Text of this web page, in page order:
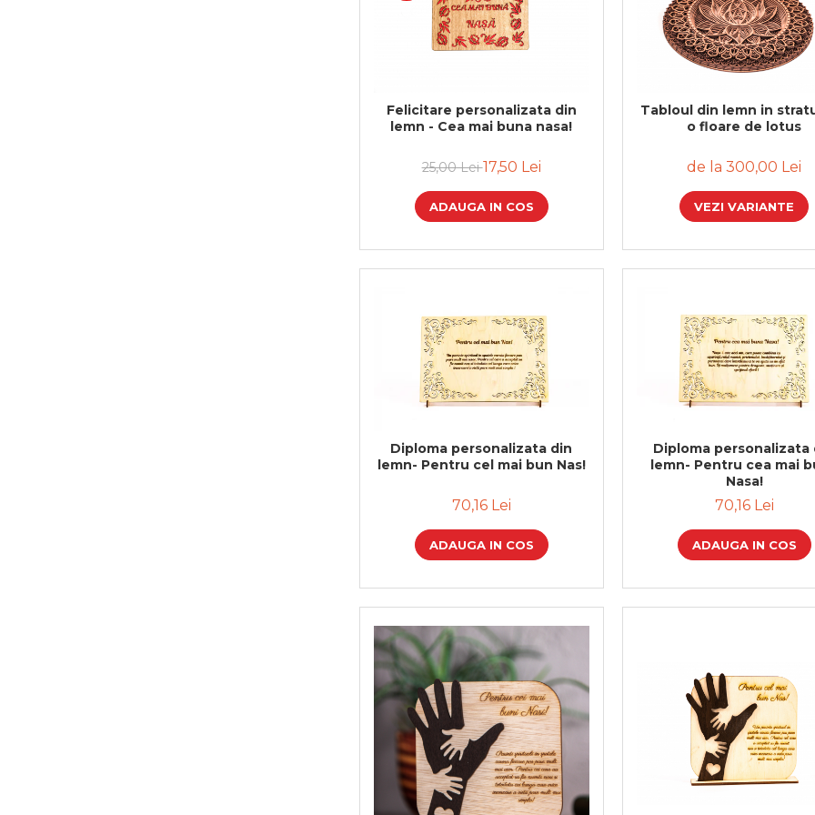
Felicitare personalizata din
lemn - Cea mai buna nasa!
25,00 Lei17,50 Lei
ADAUGA IN COS
Tabloul din lemn in
o floare de lotus
de la 300,00 Lei
VEZI VARIANTE
Diploma personalizata din
lemn- Pentru cel mai bun Nas!
70,16 Lei
ADAUGA IN COS
Diploma personalizata
lemn- Pentru cea mai
Nasa!
70,16 Lei
ADAUGA IN COS